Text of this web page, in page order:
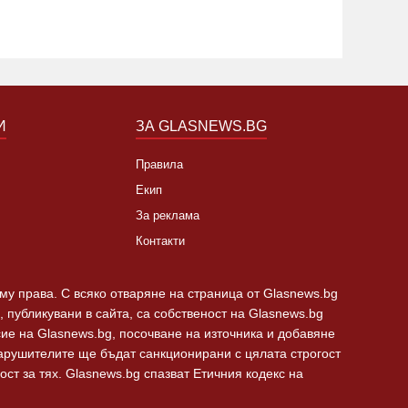
ЗА GLASNEWS.BG
Правила
Екип
За реклама
Контакти
права. С всяко отваряне на страница от Glasnews.bg
в сайта, са собственост на Glasnews.bg
на Glasnews.bg, посочване на източника и добавяне
ще бъдат санкционирани с цялата строгост
за тях. Glasnews.bg спазват Етичния кодекс на